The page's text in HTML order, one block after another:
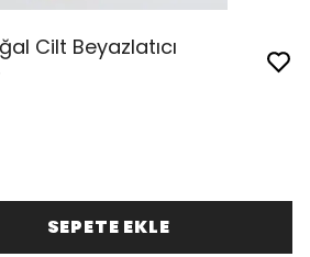
Cilt Beyazlatıcı
SEPETE EKLE